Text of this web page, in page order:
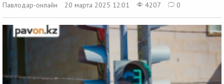
Павлодар-онлайн
20 марта 2025 12:01 4207 0